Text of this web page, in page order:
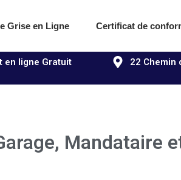
Grise en Ligne Certificat de
en ligne Gratuit 22 Chemin
Mandataire